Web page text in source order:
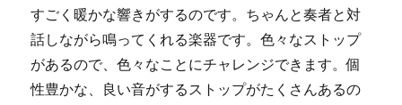
すごく暖かな響きがするのです。ちゃんと奏者と対
話しながら鳴ってくれる楽器です。色々なストップ
があるので、色々なことにチャレンジできます。個
性豊かな、良い音がするストップがたくさんあるの